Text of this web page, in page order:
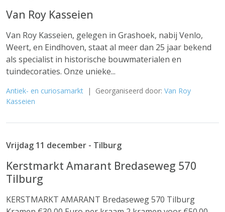
Van Roy Kasseien
Van Roy Kasseien, gelegen in Grashoek, nabij Venlo,
Weert, en Eindhoven, staat al meer dan 25 jaar bekend
als specialist in historische bouwmaterialen en
tuindecoraties. Onze unieke...
Antiek- en curiosamarkt | Georganiseerd door: Van Roy
Kasseien
Vrijdag 11 december - Tilburg
Kerstmarkt Amarant Bredaseweg 570
Tilburg
KERSTMARKT AMARANT Bredaseweg 570 Tilburg